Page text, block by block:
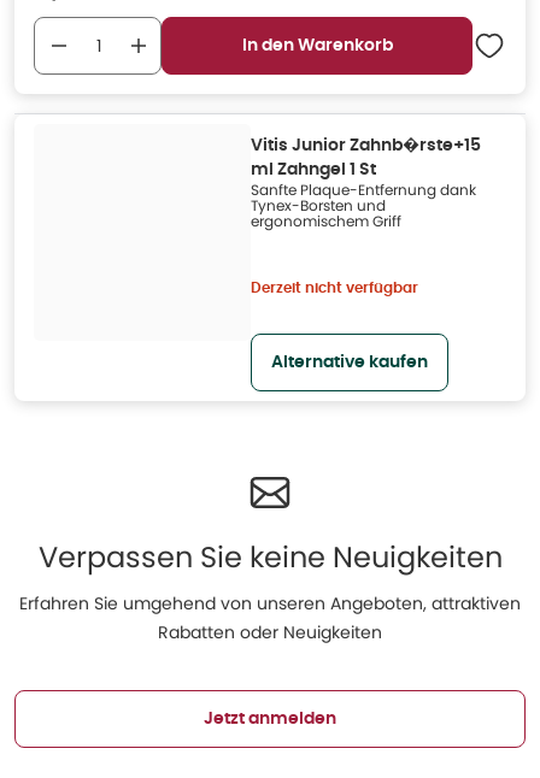
In den Warenkorb
Vitis Junior Zahnb�rste+15
ml Zahngel 1 St
Sanfte Plaque-Entfernung dank
Tynex-Borsten und
ergonomischem Griff
Derzeit nicht verfügbar
Alternative kaufen
Verpassen Sie keine Neuigkeiten
Erfahren Sie umgehend von unseren Angeboten, attraktiven
Rabatten oder Neuigkeiten
Jetzt anmelden